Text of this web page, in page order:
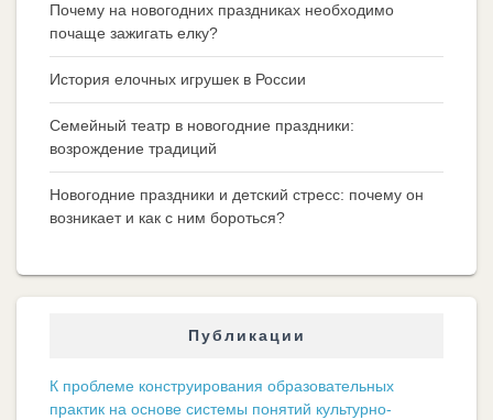
Почему на новогодних праздниках необходимо
почаще зажигать елку?
История елочных игрушек в России
Семейный театр в новогодние праздники:
возрождение традиций
Новогодние праздники и детский стресс: почему он
возникает и как с ним бороться?
Публикации
К проблеме конструирования образовательных
практик на основе системы понятий культурно-